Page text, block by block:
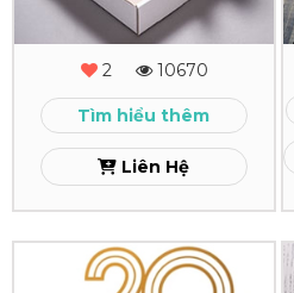
Carton
2 10670
Tìm hiểu thêm
Liên Hệ